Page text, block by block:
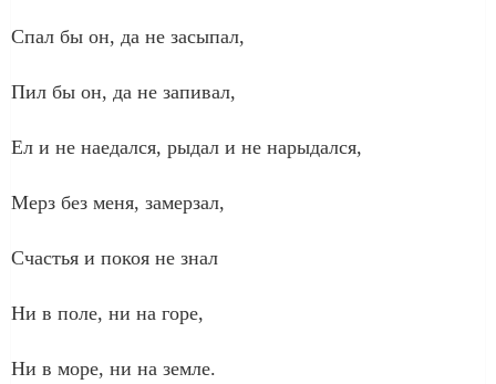
Спал бы он, да не засыпал,
Пил бы он, да не запивал,
Ел и не наедался, рыдал и не нарыдался,
Мерз без меня, замерзал,
Счастья и покоя не знал
Ни в поле, ни на горе,
Ни в море, ни на земле.